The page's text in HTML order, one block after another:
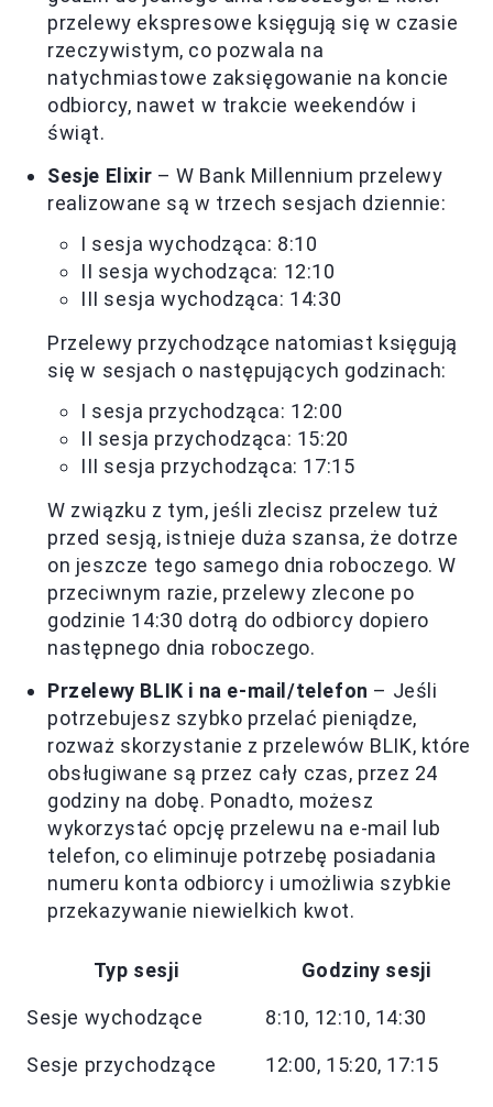
przelewy ekspresowe księgują się w czasie
rzeczywistym, co pozwala na
natychmiastowe zaksięgowanie na koncie
odbiorcy, nawet w trakcie weekendów i
świąt.
Sesje Elixir – W Bank Millennium przelewy
realizowane są w trzech sesjach dziennie:
I sesja wychodząca: 8:10
II sesja wychodząca: 12:10
III sesja wychodząca: 14:30
Przelewy przychodzące natomiast księgują
się w sesjach o następujących godzinach:
I sesja przychodząca: 12:00
II sesja przychodząca: 15:20
III sesja przychodząca: 17:15
W związku z tym, jeśli zlecisz przelew tuż
przed sesją, istnieje duża szansa, że dotrze
on jeszcze tego samego dnia roboczego. W
przeciwnym razie, przelewy zlecone po
godzinie 14:30 dotrą do odbiorcy dopiero
następnego dnia roboczego.
Przelewy BLIK i na e-mail/telefon – Jeśli
potrzebujesz szybko przelać pieniądze,
rozważ skorzystanie z przelewów BLIK, które
obsługiwane są przez cały czas, przez 24
godziny na dobę. Ponadto, możesz
wykorzystać opcję przelewu na e-mail lub
telefon, co eliminuje potrzebę posiadania
numeru konta odbiorcy i umożliwia szybkie
przekazywanie niewielkich kwot.
Typ sesji Godziny sesji
Sesje wychodzące 8:10, 12:10, 14:30
Sesje przychodzące 12:00, 15:20, 17:15